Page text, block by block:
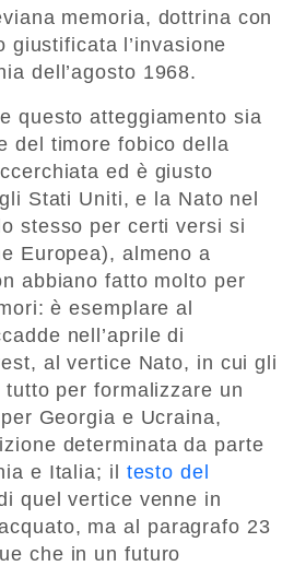
memoria, dottrina con
giustificata l’invasione
dell’agosto 1968.
questo atteggiamento sia
del timore fobico della
ed è giusto
Stati Uniti, e la Nato nel
stesso per certi versi si
Europea), almeno a
abbiano fatto molto per
è esemplare al
nell’aprile di
al vertice Nato, in cui gli
per formalizzare un
Georgia e Ucraina,
determinata da parte
e Italia; il testo del
quel vertice venne in
ma al paragrafo 23
che in un futuro